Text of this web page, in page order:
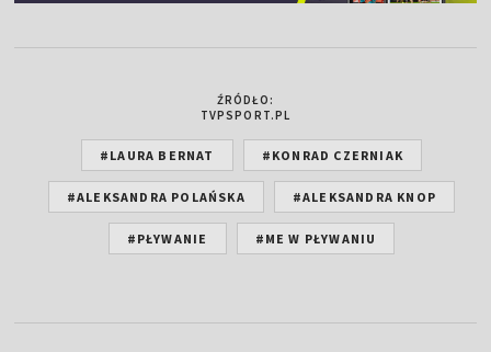
ŹRÓDŁO:
TVPSPORT.PL
#LAURA BERNAT #KONRAD CZERNIAK
#ALEKSANDRA POLAŃSKA #ALEKSANDRA KNOP
#PŁYWANIE #ME W PŁYWANIU